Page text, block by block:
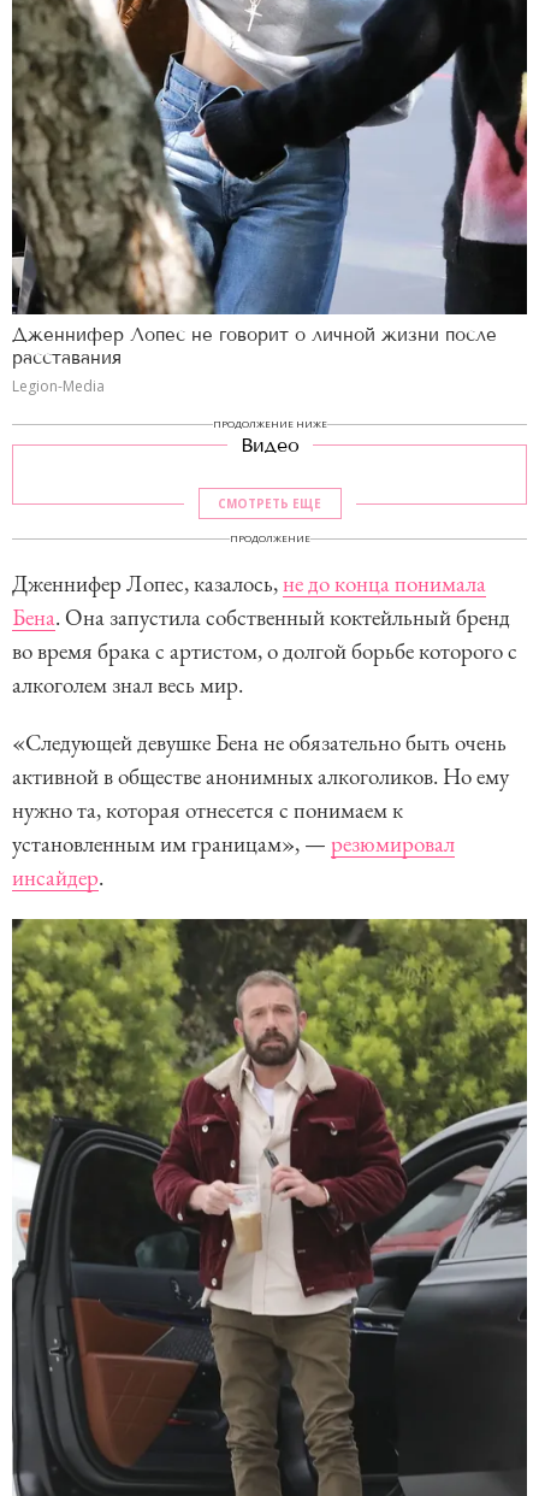
Дженнифер Лопес не говорит о личной жизни после
расставания
Legion-Media
ПРОДОЛЖЕНИЕ НИЖЕ
Видео
СМОТРЕТЬ ЕЩЕ
ПРОДОЛЖЕНИЕ
Дженнифер Лопес, казалось,не до конца понимала
Бена. Она запустила собственный коктейльный бренд
во время брака с артистом, о долгой борьбе которого с
алкоголем знал весь мир.
«Следующей девушке Бена не обязательно быть очень
активной в обществе анонимных алкоголиков. Но ему
нужно та, которая отнесется с понимаем к
установленным им границам», — резюмировал
инсайдер.